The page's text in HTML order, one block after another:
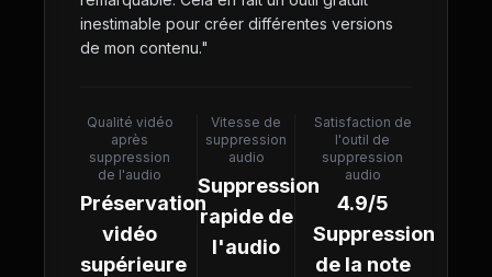
inestimable pour créer différentes versions
de mon contenu."
Qualité vidéo
après
suppression
de l'audio
Préservation
vidéo
supérieure
Vitesse de
suppression
audio
Suppression
rapide de
l'audio
Satisfaction de
l'outil de
suppression
audio
4.9/5
Suppression
de la note